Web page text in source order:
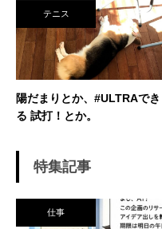
テニス
陽だまりとか、#ULTRAでき
る 試打！とか。
特集記事
仕事